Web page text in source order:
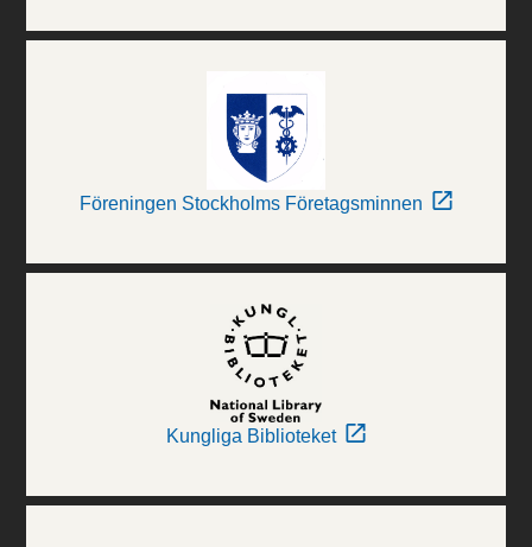
Föreningen Stockholms Företagsminnen
Kungliga Biblioteket